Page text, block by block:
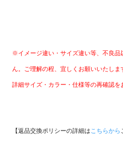
※イメージ違い・サイズ違い等、不良品
ん。ご理解の程、宜しくお願いいたしま
詳細サイズ・カラー・仕様等の再確認を
【返品交換ポリシーの詳細は こちらから